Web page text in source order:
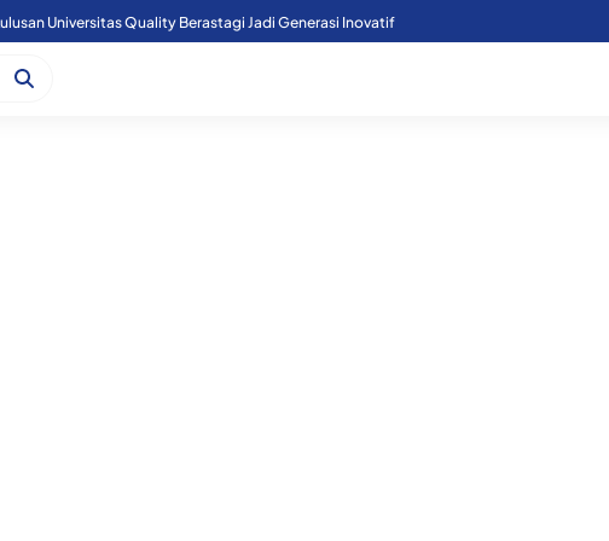
Universitas Quality Berastagi Jadi Generasi Inovatif